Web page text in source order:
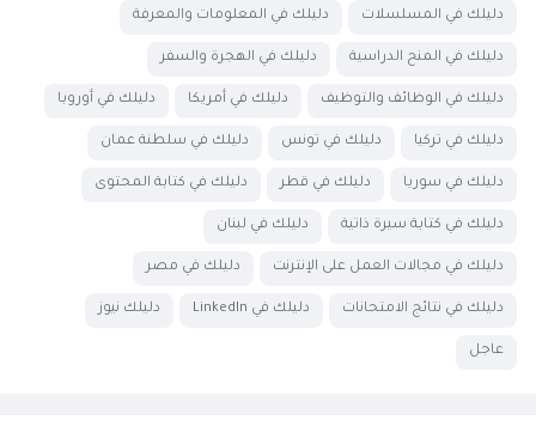
دليلك في المسلسلات دليلك في المعلومات والمعرفة
دليلك في المنح الدراسية دليلك في الهجرة والسفر
دليلك في الوظائف والتوظيف دليلك في أمريكا دليلك في أوروبا
دليلك في تركيا دليلك في تونس دليلك في سلطنة عمان
دليلك في سوريا دليلك في قطر دليلك في كتابة المحتوى
دليلك في كتابة سيرة ذاتية دليلك في لبنان
دليلك في مجالات العمل على الإنترنت دليلك في مصر
دليلك في نتائج الامتحانات دليلك في LinkedIn دليلك نيوز
عاجل